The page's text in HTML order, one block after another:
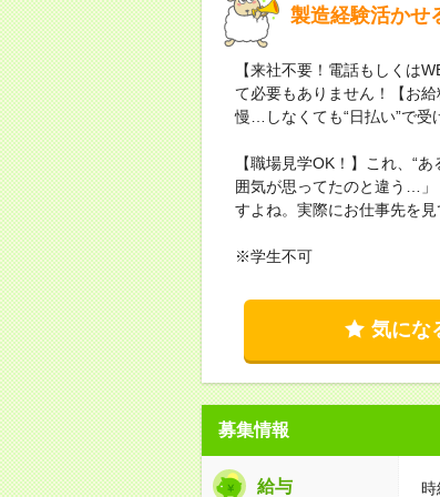
製造経験活かせ
【来社不要！電話もしくは
て必要もありません！【お
慢…しなくても“日払い”で受
【職場見学OK！】これ、“
囲気が思ってたのと違う…
すよね。実際にお仕事先を
※学生不可
気にな
募集情報
給与 時